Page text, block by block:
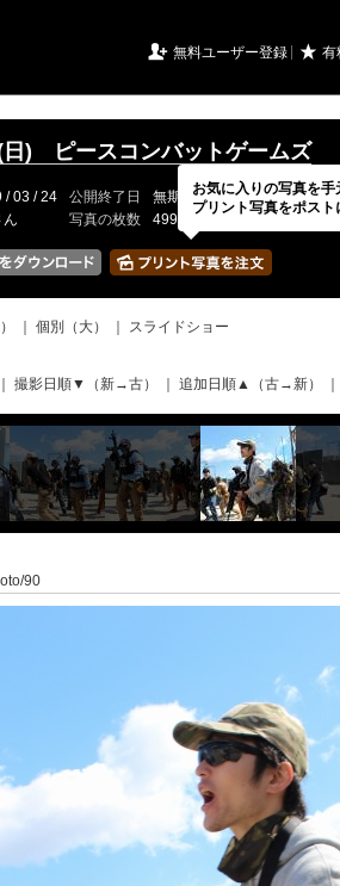
 無料ユーザー登録 ★ 有
) ピースコンバットゲームズ
/ 03 / 24 公開終了日 無期限 イベントの期
ん 写真の枚数 499 / 2000枚
個別（大）
スライドショー
撮影日順▼（新→古） 追加日順▲（古→新）
90
お気に入りの写真を手
プリント写真をポス